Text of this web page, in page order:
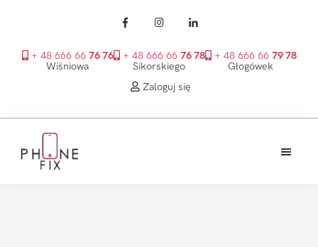
+ 48 666 66 76 76
Wiśniowa
+ 48 666 66 76 78
Sikorskiego
+ 48 666 66 79 78
Głogówek
Zaloguj się
głównego